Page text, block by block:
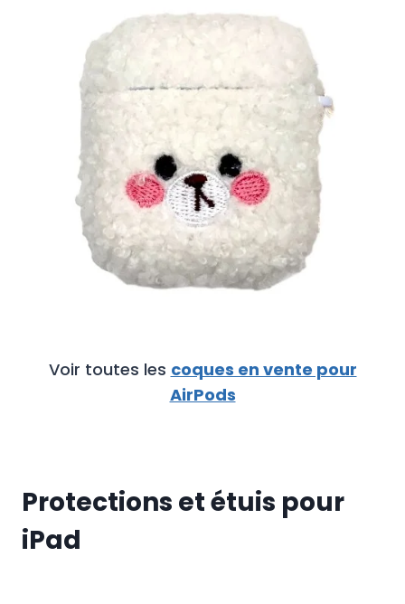
€
Voir toutes les coques en vente pour
AirPods
Protections et étuis pour
iPad